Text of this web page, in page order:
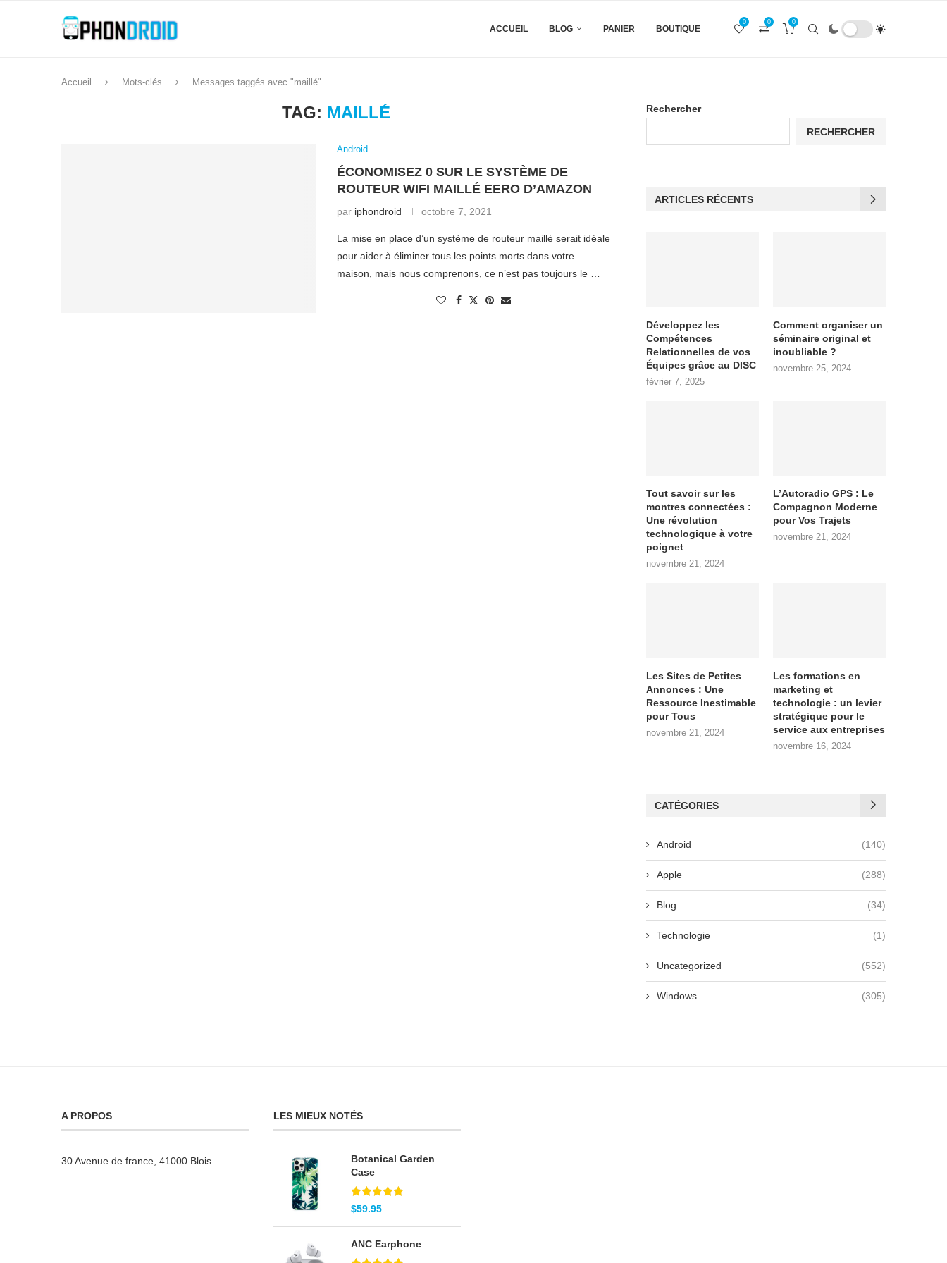
ACCUEIL BLOG PANIER BOUTIQUE
0
0
0
Accueil Mots-clés Messages taggés avec "maillé"
TAG: MAILLÉ
Android
ÉCONOMISEZ 0 SUR LE SYSTÈME DE
ROUTEUR WIFI MAILLÉ EERO D’AMAZON
par iphondroid octobre 7, 2021
La mise en place d’un système de routeur maillé serait idéale
pour aider à éliminer tous les points morts dans votre
maison, mais nous comprenons, ce n’est pas toujours le …
Rechercher
RECHERCHER
ARTICLES RÉCENTS
Développez les
Compétences
Relationnelles de vos
Équipes grâce au DISC
février 7, 2025
Comment organiser un
séminaire original et
inoubliable ?
novembre 25, 2024
Tout savoir sur les
montres connectées :
Une révolution
technologique à votre
poignet
novembre 21, 2024
L’Autoradio GPS : Le
Compagnon Moderne
pour Vos Trajets
novembre 21, 2024
Les Sites de Petites
Annonces : Une
Ressource Inestimable
pour Tous
novembre 21, 2024
Les formations en
marketing et
technologie : un levier
stratégique pour le
service aux entreprises
novembre 16, 2024
CATÉGORIES
Android (140)
Apple (288)
Blog (34)
Technologie (1)
Uncategorized (552)
Windows (305)
A PROPOS
30 Avenue de france, 41000 Blois
LES MIEUX NOTÉS
Botanical Garden
Case
Note5.00
sur 5
$59.95
ANC Earphone